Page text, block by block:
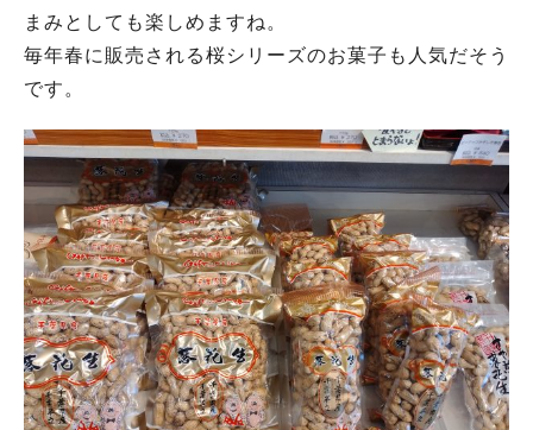
まみとしても楽しめますね。
毎年春に販売される桜シリーズのお菓子も人気だそう
です。